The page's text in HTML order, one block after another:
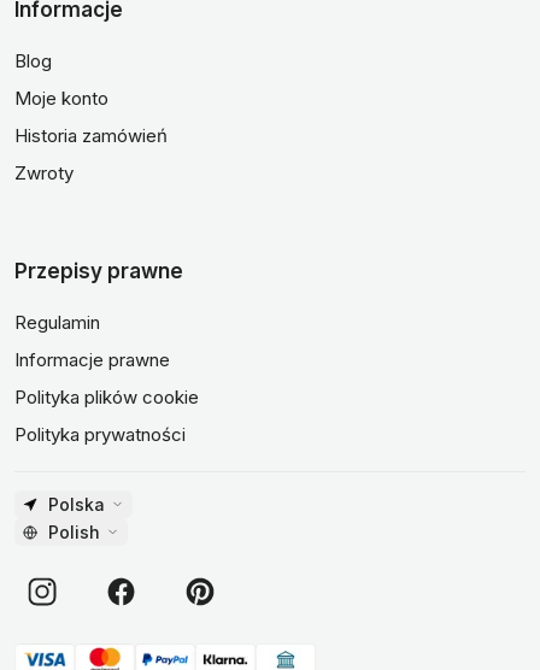
Informacje
Blog
Moje konto
Historia zamówień
Zwroty
Przepisy prawne
Regulamin
Informacje prawne
Polityka plików cookie
Polityka prywatności
Polska
Polish